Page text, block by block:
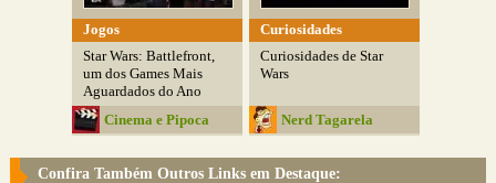
Jogos
Star Wars: Battlefront,
um dos Games Mais
Aguardados do Ano
Cinema e Pipoca
Curiosidades
Curiosidades de Star
Wars
Nerd Tagarela
Confira Também Outros Links em Destaque: